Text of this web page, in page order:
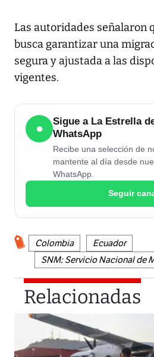
Las autoridades señalaron
busca garantizar una
segura y ajustada a las
vigentes.
●
Sigue a La Estrella
WhatsApp
Recibe una selección de
mantente al día desde
WhatsApp.
Seguir
Colombia
Ecuador
SNM: Servicio Nacional de
Relacionadas